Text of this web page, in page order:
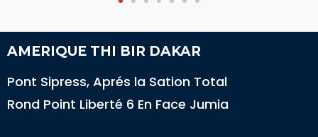
AMERIQUE THI BIR DAKAR
Pont Sipress, Aprés la Sation Total
Rond Point Liberté 6 En Face Jumia